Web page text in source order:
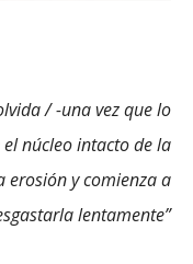
/ -una vez que lo
núcleo intacto de la
erosión y comienza a
lentamente”